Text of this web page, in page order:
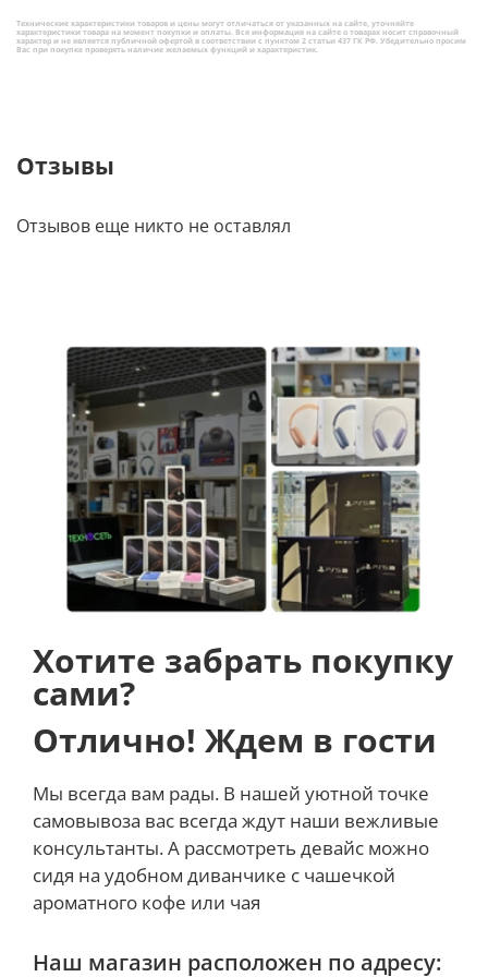
Технические характеристики товаров и цены могут отличаться от указанных на сайте, уточняйте
характеристики товара на момент покупки и оплаты. Вся информация на сайте о товарах носит справочный
характер и не является публичной офертой в соответствии с пунктом 2 статьи 437 ГК РФ. Убедительно просим
Вас при покупке проверять наличие желаемых функций и характеристик.
Отзывы
Отзывов еще никто не оставлял
Хотите забрать покупку
сами?
Отлично! Ждем в гости
Мы всегда вам рады. В нашей уютной точке
самовывоза вас всегда ждут наши вежливые
консультанты. А рассмотреть девайс можно
сидя на удобном диванчике с чашечкой
ароматного кофе или чая
Наш магазин расположен по адресу: